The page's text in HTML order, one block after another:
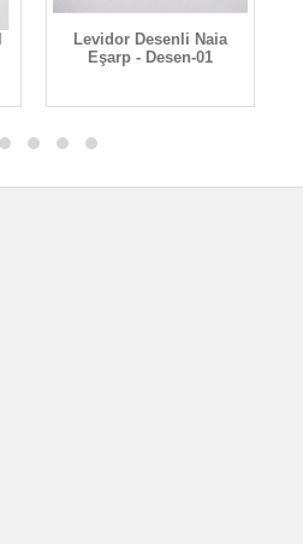
Levidor Desenli Naia
Eşarp - Desen-01